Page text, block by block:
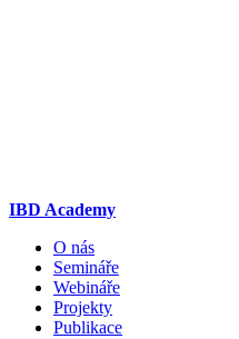
IBD Academy
O nás
Semináře
Webináře
Projekty
Publikace